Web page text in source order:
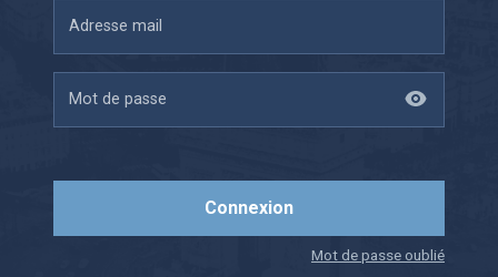
Adresse mail
Mot de passe
Mot de passe oublié